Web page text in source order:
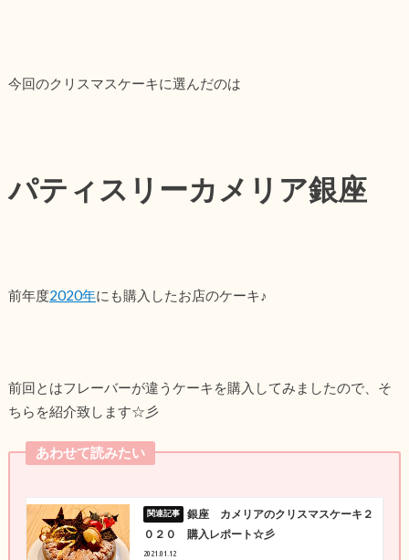
今回のクリスマスケーキに選んだのは
パティスリーカメリア銀座
前年度2020年にも購入したお店のケーキ♪
前回とはフレーバーが違うケーキを購入してみましたので、そ
ちらを紹介致します☆彡
あわせて読みたい
銀座 カメリアのクリスマスケーキ２
０２０ 購入レポート☆彡
2021.01.12